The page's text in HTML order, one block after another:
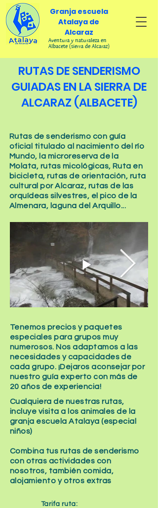
Granja escuela
Atalaya de
Alcaraz
Aventura y naturaleza en
Albacete (sierra de Alcaraz)
RUTAS DE SENDERISMO
GUIADAS EN LA SIERRA DE
ALCARAZ (ALBACETE)
Rutas de senderismo con guía
oficial titulado al nacimiento del río
Mundo, la microreserva de la
Molata, rutas micológicas, Ruta en
bicicleta, rutas de orientación, ruta
cultural por Alcaraz, rutas de las
orquídeas silvestres, el pico de la
Almenara, laguna del Arquillo...
Tenemos precios y paquetes
especiales para grupos muy
numerosos. Nos adaptamos a las
necesidades y capacidades de
cada grupo. ¡Dejaros aconsejar por
nuestro guía experto con más de
20 años de experiencia!
Cualquiera de nuestras rutas,
incluye visita a los animales de la
granja escuela Atalaya (especial
niños)
Combina tus rutas de senderismo
con otras actividades con
nosotros, también comida,
alojamiento y otros extras
Tarifa ruta: